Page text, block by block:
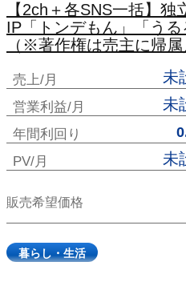
【2ch＋各SNS一括】
IP「トンデもん」「う
（※著作権は売主に帰属
売上/月 未
営業利益/月 未
年間利回り
PV/月 未
販売希望価格
暮らし・生活